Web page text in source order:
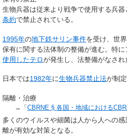
生物兵器は従来より戦争で使用する兵器
条約で禁止されている。
1995年の地下鉄サリン事件を受け、世
保有に関する法体制の整備が進む。特に
使用したテロが発生し、法整備がなされ
日本では1982年に生物兵器禁止法が制
隔離・治療
→「CBRNE § 各国・地域における
多くのウイルスや細菌は人から人への
離が有効な対策となる。